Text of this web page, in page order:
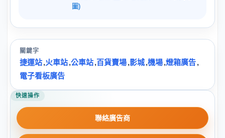
圖)
關鍵字
捷運站,火車站,公車站,百貨賣場,影城,機場,燈箱廣告,
電子看板廣告
快速操作
聯絡廣告商